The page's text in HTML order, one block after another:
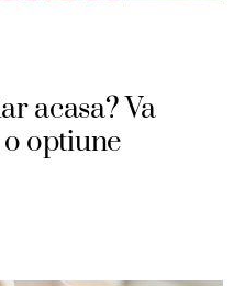
acasa? Va
o optiune